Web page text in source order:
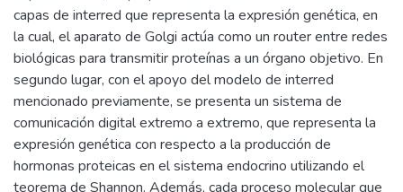
capas de interred que representa la expresión genética, en
la cual, el aparato de Golgi actúa como un router entre redes
biológicas para transmitir proteínas a un órgano objetivo. En
segundo lugar, con el apoyo del modelo de interred
mencionado previamente, se presenta un sistema de
comunicación digital extremo a extremo, que representa la
expresión genética con respecto a la producción de
hormonas proteicas en el sistema endocrino utilizando el
teorema de Shannon. Además, cada proceso molecular que